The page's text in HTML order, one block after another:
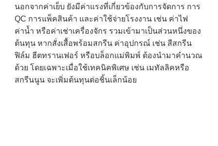
นอกจากค่าเย็บ ยังมีค่าแรงที่เกี่ยวข้องกับการจัดการ การ
QC การแพ็คสินค้า และค่าใช้จ่ายโรงงาน เช่น ค่าไฟ
ค่าน้ำ หรือค่าเช่าเครื่องจักร รวมเข้ามาเป็นส่วนหนึ่งของ
ต้นทุน หากสั่งเสื้อพร้อมสกรีน ค่าอุปกรณ์ เช่น สีสกรีน
ฟิล์ม ฮีตทรานเฟอร์ หรือบล็อกแม่พิมพ์ ต้องนำมาคำนวณ
ด้วย โดยเฉพาะเมื่อใช้เทคนิคพิเศษ เช่น เมทัลลิคหรือ
สกรีนนูน จะเพิ่มต้นทุนต่อชิ้นเล็กน้อย